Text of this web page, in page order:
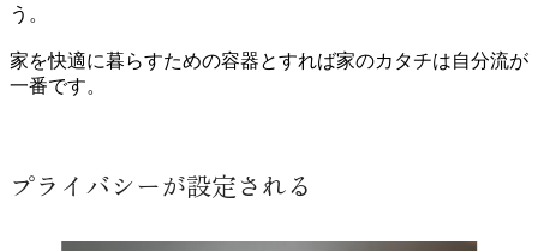
う。
家を快適に暮らすための容器とすれば家のカタチは自分流が
一番です。
プライバシーが設定される